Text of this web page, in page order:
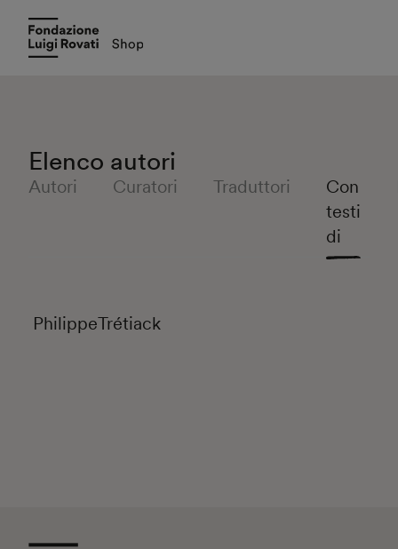
Elenco autori
Curatori
Con
testi
di
Autori Traduttori
PhilippeTrétiack